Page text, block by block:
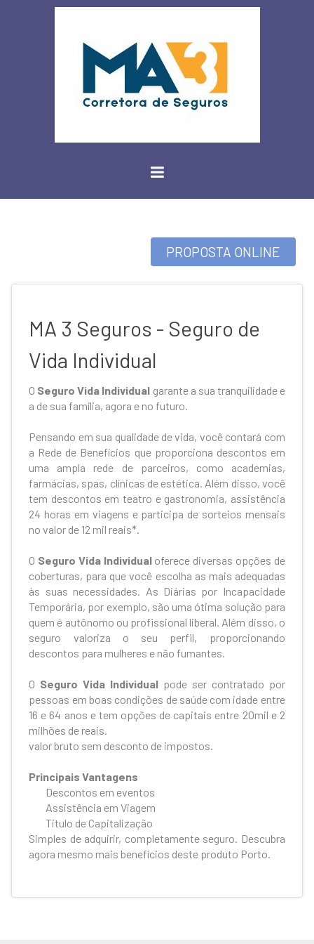
PROPOSTA ONLINE
MA 3 Seguros - Seguro de
Vida Individual
O Seguro Vida Individual garante a sua tranquilidade e
a de sua família, agora e no futuro.
Pensando em sua qualidade de vida, você contará com
a Rede de Benefícios que proporciona descontos em
uma ampla rede de parceiros, como academias,
farmácias, spas, clínicas de estética. Além disso, você
tem descontos em teatro e gastronomia, assistência
24 horas em viagens e participa de sorteios mensais
no valor de 12 mil reais*.
O Seguro Vida Individualoferece diversas opções de
coberturas, para que você escolha as mais adequadas
às suas necessidades. As Diárias por Incapacidade
Temporária, por exemplo, são uma ótima solução para
quem é autônomo ou profissional liberal. Além disso, o
seguro valoriza o seu perfil, proporcionando
descontos para mulheres e não fumantes.
O Seguro Vida Individual pode ser contratado por
pessoas em boas condições de saúde com idade entre
16 e 64 anos e tem opções de capitais entre 20mil e 2
milhões de reais.
valor bruto sem desconto de impostos.
Principais Vantagens
Descontos em eventos
Assistência em Viagem
Titulo de Capitalização
Simples de adquirir, completamente seguro. Descubra
agora mesmo mais benefícios deste produto Porto.